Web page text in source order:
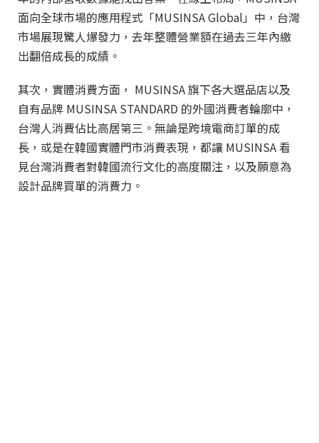
面向全球市場的應用程式「MUSINSA Global」中，台灣
市場展現驚人爆發力，去年整體營業額在過去三年內繳
出翻倍成長的成績。
其次，實體消費方面， MUSINSA 旗下各大選品店以及
自有品牌 MUSINSA STANDARD 的外國消費者輪廓中，
台灣人消費佔比高居第三。無論是跨境電商訂單的成
長，或是在韓國實體門市消費表現，都讓 MUSINSA 看
見台灣消費者對韓國流行文化的高度關注，以及願意為
設計品牌買單的消費力。